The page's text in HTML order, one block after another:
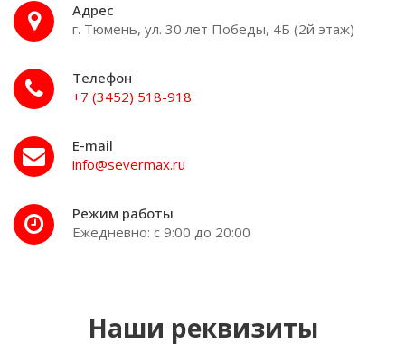
Адрес
г. Тюмень, ул. 30 лет Победы, 4Б (2й этаж)
Телефон
+7 (3452) 518-918
E-mail
info@severmax.ru
Режим работы
Ежедневно: с 9:00 до 20:00
Наши реквизиты